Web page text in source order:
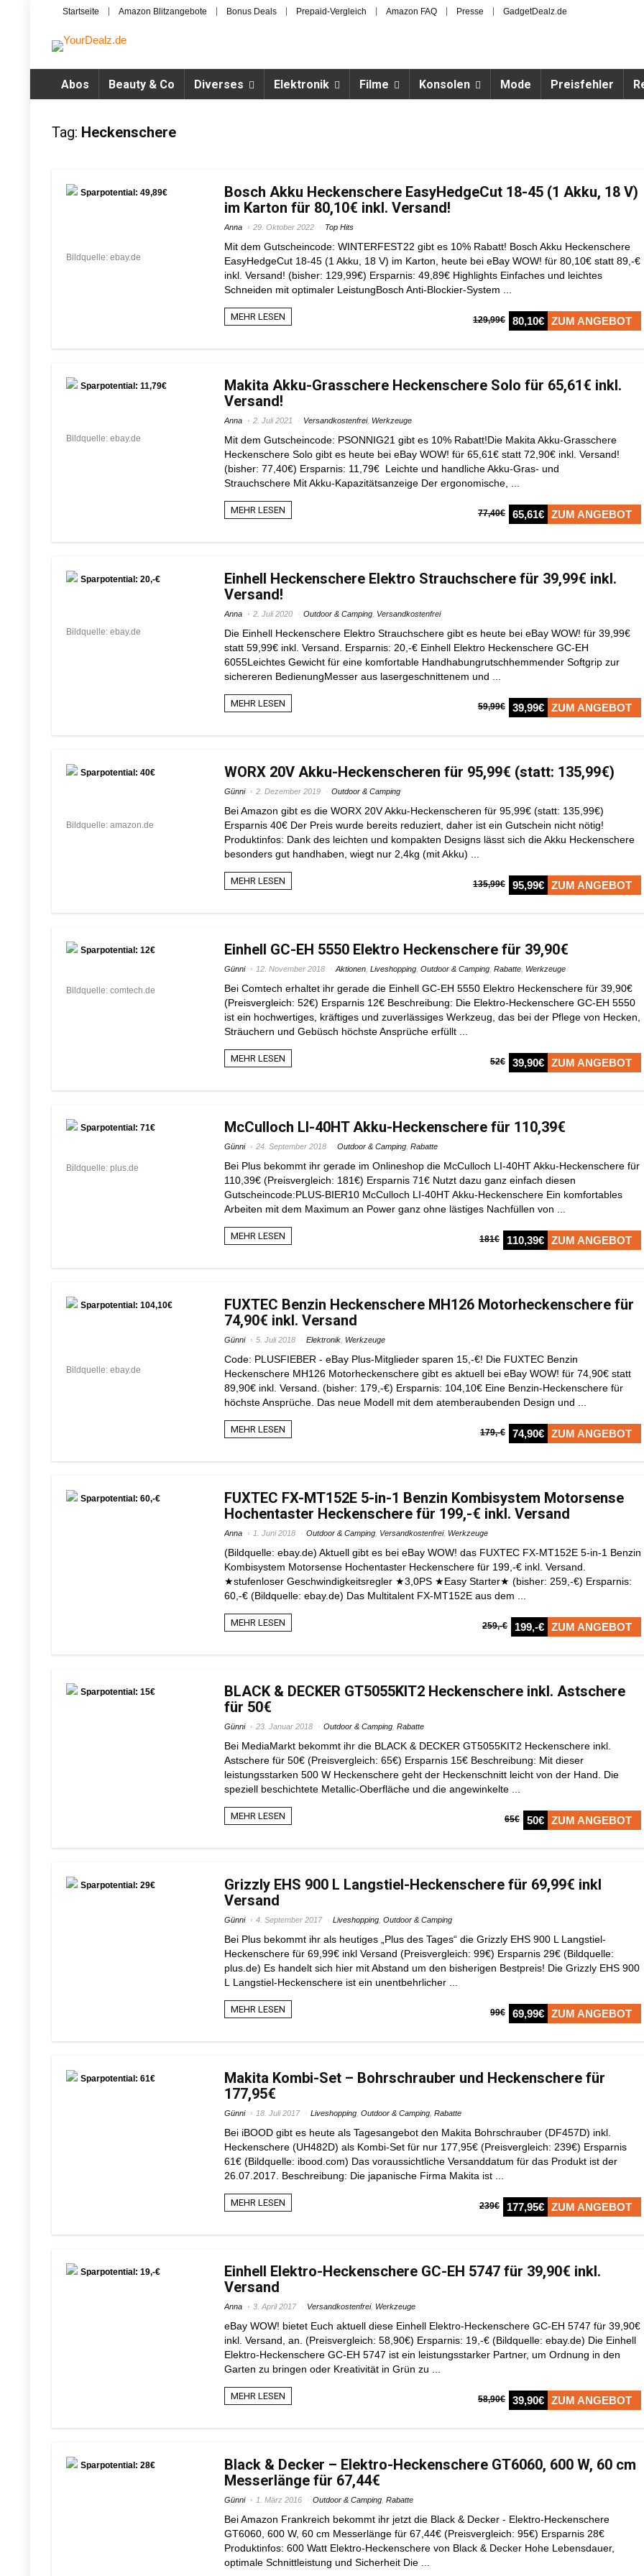
Startseite Amazon Blitzangebote Bonus Deals Prepaid-Vergleich Amazon FAQ Presse GadgetDealz.de
Abos Beauty & Co Diverses Elektronik Filme Konsolen Mode Preisfehler
Tag: Heckenschere
Sparpotential: 49,89€
Bildquelle: ebay.de
Bosch Akku Heckenschere EasyHedgeCut 18-45 (1 Akku, 18 V)
im Karton für 80,10€ inkl. Versand!
Anna 29. Oktober 2022 Top Hits
Mit dem Gutscheincode: WINTERFEST22 gibt es 10% Rabatt! Bosch Akku Heckenschere
EasyHedgeCut 18-45 (1 Akku, 18 V) im Karton, heute bei eBay WOW! für 80,10€ statt 89,-€
inkl. Versand! (bisher: 129,99€) Ersparnis: 49,89€ Highlights Einfaches und leichtes
Schneiden mit optimaler LeistungBosch Anti-Blockier-System ...
MEHR LESEN 129,99€ 80,10€ ZUM ANGEBOT
Sparpotential: 11,79€
Bildquelle: ebay.de
Makita Akku-Grasschere Heckenschere Solo für 65,61€ inkl.
Versand!
Anna 2. Juli 2021 Versandkostenfrei, Werkzeuge
Mit dem Gutscheincode: PSONNIG21 gibt es 10% Rabatt!Die Makita Akku-Grasschere
Heckenschere Solo gibt es heute bei eBay WOW! für 65,61€ statt 72,90€ inkl. Versand!
(bisher: 77,40€) Ersparnis: 11,79€ Leichte und handliche Akku-Gras- und
Strauchschere Mit Akku-Kapazitätsanzeige Der ergonomische, ...
MEHR LESEN 77,40€ 65,61€ ZUM ANGEBOT
Sparpotential: 20,-€
Bildquelle: ebay.de
Einhell Heckenschere Elektro Strauchschere für 39,99€ inkl.
Versand!
Anna 2. Juli 2020 Outdoor & Camping Versandkostenfrei
Die Einhell Heckenschere Elektro Strauchschere gibt es heute bei eBay WOW! für 39,99€
statt 59,99€ inkl. Versand. Ersparnis: 20,-€ Einhell Elektro Heckenschere GC-EH
6055Leichtes Gewicht für eine komfortable Handhabungrutschhemmender Softgrip zur
sichereren BedienungMesser aus lasergeschnittenem und ...
MEHR LESEN 59,99€ 39,99€ ZUM ANGEBOT
Sparpotential: 40€
Bildquelle: amazon.de
WORX 20V Akku-Heckenscheren für 95,99€ (statt: 135,99€)
Günni 2. Dezember 2019 Outdoor & Camping
Bei Amazon gibt es die WORX 20V Akku-Heckenscheren für 95,99€ (statt: 135,99€)
Ersparnis 40€ Der Preis wurde bereits reduziert, daher ist ein Gutschein nicht nötig!
Produktinfos: Dank des leichten und kompakten Designs lässt sich die Akku Heckenschere
besonders gut handhaben, wiegt nur 2,4kg (mit Akku) ...
MEHR LESEN 135,99€ 95,99€ ZUM ANGEBOT
Sparpotential: 12€
Bildquelle: comtech.de
Einhell GC-EH 5550 Elektro Heckenschere für 39,90€
Günni 12. November 2018 Aktionen Liveshopping Outdoor & Camping Rabatte Werkzeuge
Bei Comtech erhaltet ihr gerade die Einhell GC-EH 5550 Elektro Heckenschere für 39,90€
(Preisvergleich: 52€) Ersparnis 12€ Beschreibung: Die Elektro-Heckenschere GC-EH 5550
ist ein hochwertiges, kräftiges und zuverlässiges Werkzeug, das bei der Pflege von Hecken,
Sträuchern und Gebüsch höchste Ansprüche erfüllt ...
MEHR LESEN 52€ 39,90€ ZUM ANGEBOT
Sparpotential: 71€
Bildquelle: plus.de
McCulloch LI-40HT Akku-Heckenschere für 110,39€
Günni 24. September 2018 Outdoor & Camping Rabatte
Bei Plus bekommt ihr gerade im Onlineshop die McCulloch LI-40HT Akku-Heckenschere für
110,39€ (Preisvergleich: 181€) Ersparnis 71€ Nutzt dazu ganz einfach diesen
Gutscheincode:PLUS-BIER10 McCulloch LI-40HT Akku-Heckenschere Ein komfortables
Arbeiten mit dem Maximum an Power ganz ohne lästiges Nachfüllen von ...
MEHR LESEN 181€ 110,39€ ZUM ANGEBOT
Sparpotential: 104,10€
Bildquelle: ebay.de
FUXTEC Benzin Heckenschere MH126 Motorheckenschere für
74,90€ inkl. Versand
Günni 5. Juli 2018 Elektronik Werkzeuge
Code: PLUSFIEBER - eBay Plus-Mitglieder sparen 15,-€! Die FUXTEC Benzin
Heckenschere MH126 Motorheckenschere gibt es aktuell bei eBay WOW! für 74,90€ statt
89,90€ inkl. Versand. (bisher: 179,-€) Ersparnis: 104,10€ Eine Benzin-Heckenschere für
höchste Ansprüche. Das neue Modell mit dem atemberaubenden Design und ...
MEHR LESEN 179,-€ 74,90€ ZUM ANGEBOT
Sparpotential: 60,-€
FUXTEC FX-MT152E 5-in-1 Benzin Kombisystem Motorsense
Hochentaster Heckenschere für 199,-€ inkl. Versand
Anna 1. Juni 2018 Outdoor & Camping Versandkostenfrei, Werkzeuge
(Bildquelle: ebay.de) Aktuell gibt es bei eBay WOW! das FUXTEC FX-MT152E 5-in-1 Benzin
Kombisystem Motorsense Hochentaster Heckenschere für 199,-€ inkl. Versand.
★stufenloser Geschwindigkeitsregler ★3,0PS ★Easy Starter★ (bisher: 259,-€) Ersparnis:
60,-€ (Bildquelle: ebay.de) Das Multitalent FX-MT152E aus dem ...
MEHR LESEN 259,-€ 199,-€ ZUM ANGEBOT
Sparpotential: 15€
BLACK & DECKER GT5055KIT2 Heckenschere inkl. Astschere
für 50€
Günni 23. Januar 2018 Outdoor & Camping Rabatte
Bei MediaMarkt bekommt ihr die BLACK & DECKER GT5055KIT2 Heckenschere inkl.
Astschere für 50€ (Preisvergleich: 65€) Ersparnis 15€ Beschreibung: Mit dieser
leistungsstarken 500 W Heckenschere geht der Heckenschnitt leicht von der Hand. Die
speziell beschichtete Metallic-Oberfläche und die angewinkelte ...
MEHR LESEN 65€ 50€ ZUM ANGEBOT
Sparpotential: 29€
Grizzly EHS 900 L Langstiel-Heckenschere für 69,99€ inkl
Versand
Günni 4. September 2017 Liveshopping Outdoor & Camping
Bei Plus bekommt ihr als heutiges „Plus des Tages“ die Grizzly EHS 900 L Langstiel-
Heckenschere für 69,99€ inkl Versand (Preisvergleich: 99€) Ersparnis 29€ (Bildquelle:
plus.de) Es handelt sich hier mit Abstand um den bisherigen Bestpreis! Die Grizzly EHS 900
L Langstiel-Heckenschere ist ein unentbehrlicher ...
MEHR LESEN 99€ 69,99€ ZUM ANGEBOT
Sparpotential: 61€
Makita Kombi-Set – Bohrschrauber und Heckenschere für
177,95€
Günni 18. Juli 2017 Liveshopping Outdoor & Camping Rabatte
Bei iBOOD gibt es heute als Tagesangebot den Makita Bohrschrauber (DF457D) inkl.
Heckenschere (UH482D) als Kombi-Set für nur 177,95€ (Preisvergleich: 239€) Ersparnis
61€ (Bildquelle: ibood.com) Das voraussichtliche Versanddatum für das Produkt ist der
26.07.2017. Beschreibung: Die japanische Firma Makita ist ...
MEHR LESEN 239€ 177,95€ ZUM ANGEBOT
Sparpotential: 19,-€
Einhell Elektro-Heckenschere GC-EH 5747 für 39,90€ inkl.
Versand
Anna 3. April 2017 Versandkostenfrei, Werkzeuge
eBay WOW! bietet Euch aktuell diese Einhell Elektro-Heckenschere GC-EH 5747 für 39,90€
inkl. Versand, an. (Preisvergleich: 58,90€) Ersparnis: 19,-€ (Bildquelle: ebay.de) Die Einhell
Elektro-Heckenschere GC-EH 5747 ist ein leistungsstarker Partner, um Ordnung in den
Garten zu bringen oder Kreativität in Grün zu ...
MEHR LESEN 58,90€ 39,90€ ZUM ANGEBOT
Sparpotential: 28€
Black & Decker – Elektro-Heckenschere GT6060, 600 W, 60 cm
Messerlänge für 67,44€
Günni 1. März 2016 Outdoor & Camping Rabatte
Bei Amazon Frankreich bekommt ihr jetzt die Black & Decker - Elektro-Heckenschere
GT6060, 600 W, 60 cm Messerlänge für 67,44€ (Preisvergleich: 95€) Ersparnis 28€
Produktinfos: 600 Watt Elektro-Heckenschere von Black & Decker Hohe Lebensdauer,
optimale Schnittleistung und Sicherheit Die ...